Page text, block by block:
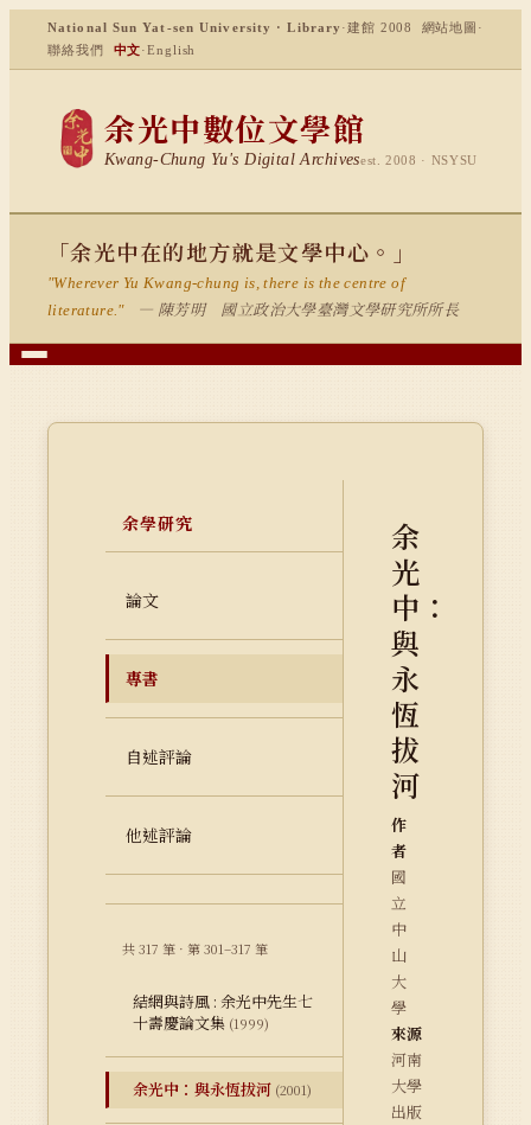
National Sun Yat-sen University · Library ·建館 2008 網站地圖 ·
聯絡我們
中文·English
余光中數位文學館
Kwang-Chung Yu's Digital Archivesest. 2008 · NSYSU
「余光中在的地方就是文學中心。」
"Wherever Yu Kwang-chung is, there is the centre of
literature."
— 陳芳明 國立政治大學臺灣文學研究所所長
余學研究
論文
專書
自述評論
他述評論
共 317 筆 · 第 301–317 筆
結網與詩風 : 余光中先生七
十壽慶論文集 (1999)
余光中：與永恆拔河 (2001)
余
光
中：
與
永
恆
拔
河
作
者
國
立
中
山
大
學
來源
河南
大學
出版